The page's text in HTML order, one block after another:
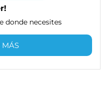
donde necesites
MÁS